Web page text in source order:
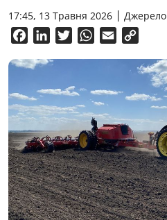
17:45, 13 Травня 2026
FacebookLinkedInTwitterWhatsApp
Email